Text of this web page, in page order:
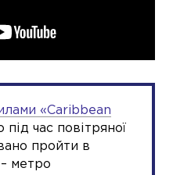
«Сaribbean
час повітряної
пройти в
метро